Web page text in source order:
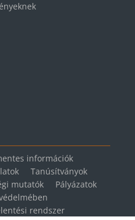
információk
Tanúsítványok
mutatók
Pályázatok
rendszer